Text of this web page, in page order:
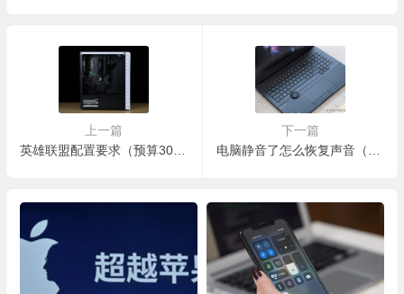
上一篇
英雄联盟配置要求（预算3000元以下）
下一篇